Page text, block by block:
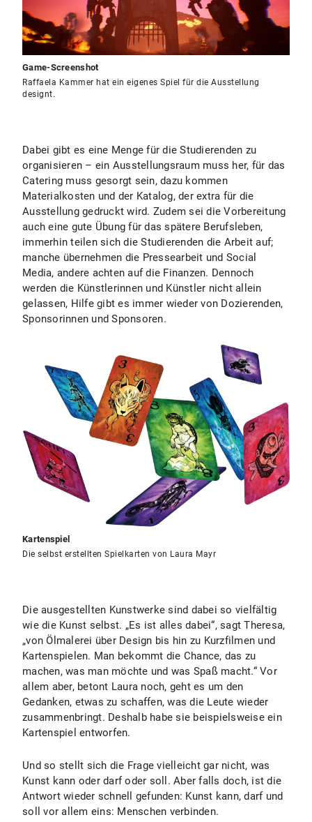
Game-Screenshot
Raffaela Kammer hat ein eigenes Spiel für die Ausstellung
designt.
Dabei gibt es eine Menge für die Studierenden zu
organisieren – ein Ausstellungsraum muss her, für das
Catering muss gesorgt sein, dazu kommen
Materialkosten und der Katalog, der extra für die
Ausstellung gedruckt wird. Zudem sei die Vorbereitung
auch eine gute Übung für das spätere Berufsleben,
immerhin teilen sich die Studierenden die Arbeit auf;
manche übernehmen die Pressearbeit und Social
Media, andere achten auf die Finanzen. Dennoch
werden die Künstlerinnen und Künstler nicht allein
gelassen, Hilfe gibt es immer wieder von Dozierenden,
Sponsorinnen und Sponsoren.
Kartenspiel
Die selbst erstellten Spielkarten von Laura Mayr
Die ausgestellten Kunstwerke sind dabei so vielfältig
wie die Kunst selbst. „Es ist alles dabei“, sagt Theresa,
„von Ölmalerei über Design bis hin zu Kurzfilmen und
Kartenspielen. Man bekommt die Chance, das zu
machen, was man möchte und was Spaß macht.“ Vor
allem aber, betont Laura noch, geht es um den
Gedanken, etwas zu schaffen, was die Leute wieder
zusammenbringt. Deshalb habe sie beispielsweise ein
Kartenspiel entworfen.
Und so stellt sich die Frage vielleicht gar nicht, was
Kunst kann oder darf oder soll. Aber falls doch, ist die
Antwort wieder schnell gefunden: Kunst kann, darf und
soll vor allem eins: Menschen verbinden.